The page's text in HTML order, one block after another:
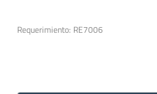
Requerimiento: RE7006